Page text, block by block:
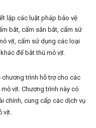
lập các luật pháp bảo vệ
bắt, cấm săn bắt, cấm sử
vịt, cấm sử dụng các loại
để bắt thú mỏ vịt.
trình hỗ trợ cho các
vịt. Chương trình này có
chính, cung cấp các dịch vụ
vịt.